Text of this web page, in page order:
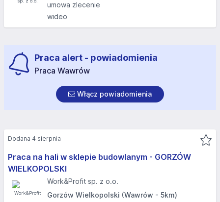
umowa zlecenie
wideo
Praca alert - powiadomienia
Praca Wawrów
Włącz powiadomienia
Praca na hali w sklepie budowlanym - GORZÓW
WIELKOPOLSKI​
Work&Profit sp. z o.o.
Gorzów Wielkopolski (Wawrów - 5km)
Dodana 4 sierpnia